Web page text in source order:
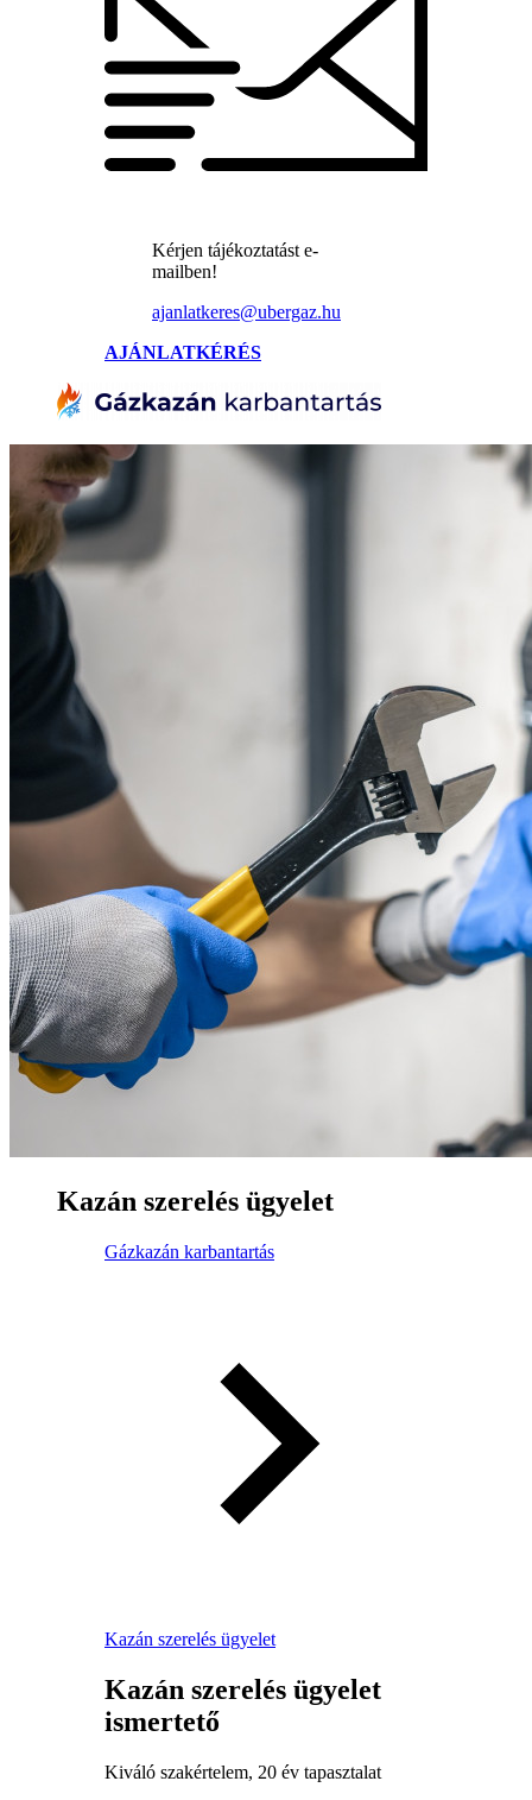
Kérjen tájékoztatást e-
mailben!
ajanlatkeres@ubergaz.hu
AJÁNLATKÉRÉS
Kazán szerelés ügyelet
Gázkazán karbantartás
Kazán szerelés ügyelet
Kazán szerelés ügyelet
ismertető
Kiváló szakértelem, 20 év tapasztalat